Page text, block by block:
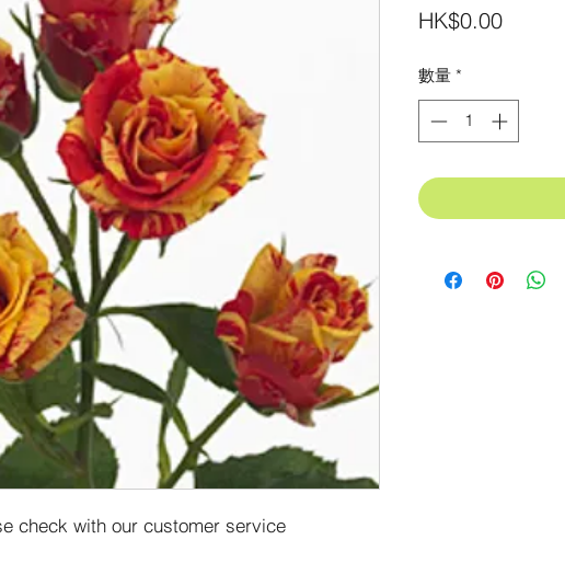
check with our customer service
HK$0.00價
數量 *